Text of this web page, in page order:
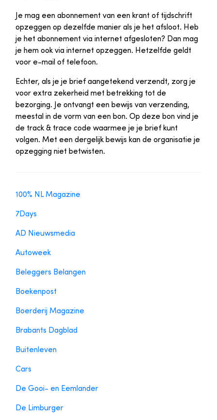
Je mag een abonnement van een krant of tijdschrift
opzeggen op dezelfde manier als je het afsloot. Heb
je het abonnement via internet afgesloten? Dan mag
je hem ook via internet opzeggen. Hetzelfde geldt
voor e-mail of telefoon.
Echter, als je je brief aangetekend verzendt, zorg je
voor extra zekerheid met betrekking tot de
bezorging. Je ontvangt een bewijs van verzending,
meestal in de vorm van een bon. Op deze bon vind je
de track & trace code waarmee je je brief kunt
volgen. Met een dergelijk bewijs kan de organisatie je
opzegging niet betwisten.
100% NL Magazine
7Days
AD Nieuwsmedia
Autoweek
Beleggers Belangen
Boekenpost
Boerderij Magazine
Brabants Dagblad
Buitenleven
Cars
De Gooi- en Eemlander
De Limburger